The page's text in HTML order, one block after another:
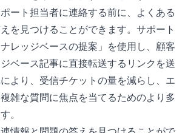
ート担当者に連絡する前に、よくある
を見つけることができます。サポート
レッジベースの提案」を使用し、顧客
ベース記事に直接転送するリンクを送
より、受信チケットの量を減らし、エ
雑な質問に焦点を当てるためのより多
。